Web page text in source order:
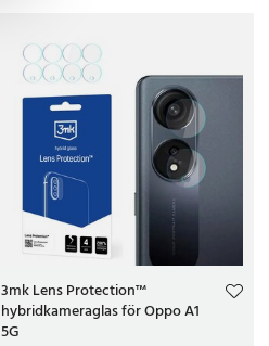
3mk Lens Protection™
hybridkameraglas för Oppo A1
5G